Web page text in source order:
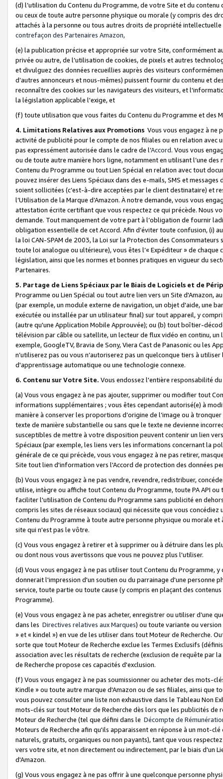
(d) l’utilisation du Contenu du Programme, de votre Site et du
ou ceux de toute autre personne physique ou morale (y compris des
attachés à la personne ou tous autres droits de propriété
contrefaçon des Partenaires Amazon,
(e) la publication précise et appropriée sur votre Site, conformément
privée ou autre, de l’utilisation de cookies, de pixels et autres
et divulguez des données recueillies auprès des visiteurs
d’autres annonceurs et nous-mêmes) puissent fournir du contenu et
reconnaître des cookies sur les navigateurs des visiteurs, et
la législation applicable l'exige, et
(f) toute utilisation que vous faites du Contenu du Programme et des
4. Limitations Relatives aux Promotions Vous vous engagez à ne
activité de publicité pour le compte de nos filiales ou en relation avec
pas expressément autorisée dans le cadre de l’Accord. Vous vous
ou de toute autre manière hors ligne, notamment en utilisant l’une
Contenu du Programme ou tout Lien Spécial en relation avec tout
pouvez insérer des Liens Spéciaux dans des e-mails, SMS et
soient sollicitées (c’est-à-dire acceptées par le client destinataire) et
l’Utilisation de la Marque d’Amazon. À notre demande, vous vous
attestation écrite certifiant que vous respectez ce qui précède. Nous
demande. Tout manquement de votre part à l’obligation de fournir
obligation essentielle de cet Accord. Afin d’éviter toute confusion, (i)
la loi CAN-SPAM de 2003, la Loi sur la Protection des
toute loi analogue ou ultérieure), vous êtes l’« Expéditeur » de
législation, ainsi que les normes et bonnes pratiques en vigueur du
Partenaires.
5. Partage de Liens Spéciaux par le Biais de Logiciels et de
Programme ou Lien Spécial ou tout autre lien vers un Site d'Amazon,
(par exemple, un module externe de navigation, un objet d'aide, une
exécutée ou installée par un utilisateur final) sur tout appareil, y
(autre qu'une Application Mobile Approuvée); ou (b) tout boîtier-
télévision par câble ou satellite, un lecteur de flux vidéo en continu,
exemple, GoogleTV, Bravia de Sony, Viera Cast de Panasonic ou les
n’utiliserez pas ou vous n’autoriserez pas un quelconque tiers à
d'apprentissage automatique ou une technologie connexe.
6. Contenu sur Votre Site. Vous endossez l'entière responsabilité
(a) Vous vous engagez à ne pas ajouter, supprimer ou modifier tout
informations supplémentaires ; vous êtes cependant autorisé(e) à
manière à conserver les proportions d’origine de l’image ou à
texte de manière substantielle ou sans que le texte ne devienne
susceptibles de mettre à votre disposition peuvent contenir un lien
Spéciaux (par exemple, les liens vers les informations concernant la
générale de ce qui précède, vous vous engagez à ne pas retirer,
Site tout lien d'information vers l'Accord de protection des données
(b) Vous vous engagez à ne pas vendre, revendre, redistribuer,
utilise, intègre ou affiche tout Contenu du Programme, toute PA API
faciliter l'utilisation de Contenu du Programme sans publicité en
compris les sites de réseaux sociaux) qui nécessite que vous
Contenu du Programme à toute autre personne physique ou morale
site qui n'est pas le vôtre.
(c) Vous vous engagez à retirer et à supprimer ou à détruire dans les
ou dont nous vous avertissons que vous ne pouvez plus l'utiliser.
(d) Vous vous engagez à ne pas utiliser tout Contenu du Programme,
donnerait l'impression d'un soutien ou du parrainage d'une personne
service, toute partie ou toute cause (y compris en plaçant des
Programme).
(e) Vous vous engagez à ne pas acheter, enregistrer ou utiliser d’une
dans les Directives relatives aux Marques) ou toute variante ou
» et « kindel ») en vue de les utiliser dans tout Moteur de Recherche.
sorte que tout Moteur de Recherche exclue les Termes Exclusifs
association avec les résultats de recherche (exclusion de requête
de Recherche propose ces capacités d'exclusion.
(f) Vous vous engagez à ne pas soumissionner ou acheter des mots-
Kindle » ou toute autre marque d'Amazon ou de ses filiales, ainsi que
vous pouvez consulter une liste non exhaustive dans le Tableau Non
mots-clés sur tout Moteur de Recherche dès lors que les publicités de
Moteur de Recherche (tel que défini dans le Décompte de
Moteurs de Recherche afin qu'ils apparaissent en réponse à un mot-
naturels, gratuits, organiques ou non payants), tant que vous
vers votre site, et non directement ou indirectement, par le biais d'un
d'Amazon.
(g) Vous vous engagez à ne pas offrir à une quelconque personne